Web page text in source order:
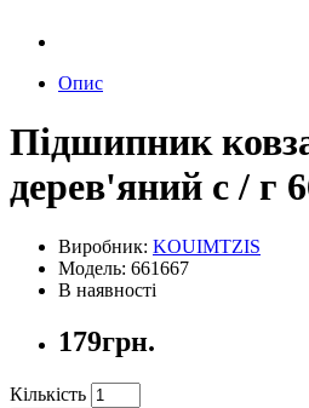
Опис
Підшипник
дерев'яний с / г
Виробник: KOUIMTZIS
Модель: 661667
В наявності
179грн.
Кількість